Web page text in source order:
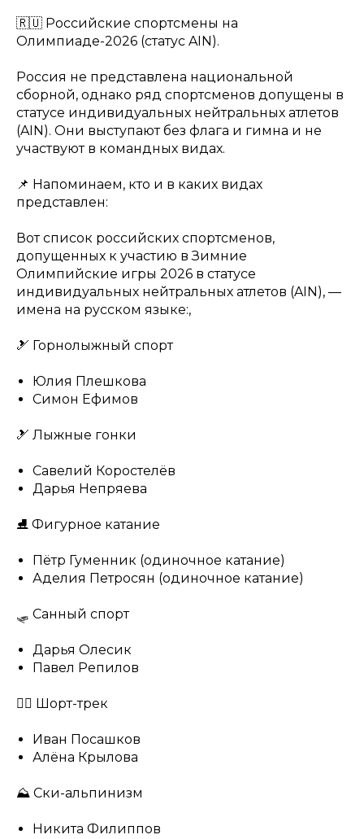
🇷🇺 Российские спортсмены на
Олимпиаде-2026 (статус AIN).
Россия не представлена национальной
сборной, однако ряд спортсменов допущены в
статусе индивидуальных нейтральных атлетов
(AIN). Они выступают без флага и гимна и не
участвуют в командных видах.
📌 Напоминаем, кто и в каких видах
представлен:
Вот список российских спортсменов,
допущенных к участию в Зимние
Олимпийские игры 2026 в статусе
индивидуальных нейтральных атлетов (AIN), —
имена на русском языке:,
🎿 Горнолыжный спорт
Юлия Плешкова
Симон Ефимов
🎿 Лыжные гонки
Савелий Коростелёв
Дарья Непряева
⛸ Фигурное катание
Пётр Гуменник (одиночное катание)
Аделия Петросян (одиночное катание)
🛷 Санный спорт
Дарья Олесик
Павел Репилов
🏃‍♂️ Шорт-трек
Иван Посашков
Алёна Крылова
⛰ Ски-альпинизм
Никита Филиппов